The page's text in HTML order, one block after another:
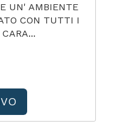
UN' AMBIENTE
CON TUTTI I